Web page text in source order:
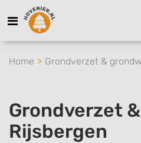
Home Grondverzet &
Grondverzet
Rijsbergen